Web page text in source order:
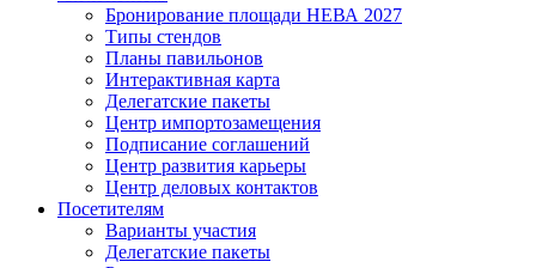
Бронирование площади НЕВА 2027
Типы стендов
Планы павильонов
Интерактивная карта
Делегатские пакеты
Центр импортозамещения
Подписание соглашений
Центр развития карьеры
Центр деловых контактов
Посетителям
Варианты участия
Делегатские пакеты